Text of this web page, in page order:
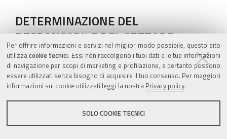
Per offrire informazioni e servizi nel miglior modo possibile, questo sito
utilizzacookie tecnici. Essi non raccolgono i tuoi dati e le tue informazioni
di navigazione per scopi di marketing e profilazione, e pertanto possono
essere utilizzati senza bisogno di acquisire il tuo consenso. Per maggiori
informazioni sui cookie utilizzati leggi la nostra Privacy policy.
SOLO COOKIE TECNICI
DETERMINAZIONE DEL
RESPONSABILE DEL SETTORE
COMPETITIVITÀ DELLE IMPRESE E
SVILUPPO DELL'INNOVAZIONE 30
LUGLIO 2025, N. 14800
COPSR 2023-2027- Reg. (UE) n. 2115/2021-
Avvisi pubblici per l'attuazione degli interventi